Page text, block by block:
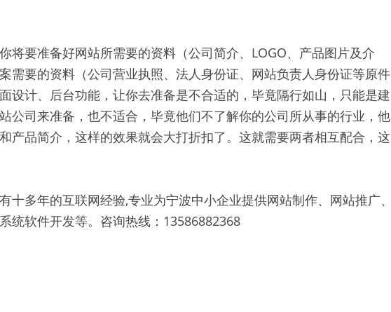
将要准备好网站所需要的资料（公司简介、LOGO、产品图片及介
需要的资料（公司营业执照、法人身份证、网站负责人身份证等原件
设计、后台功能，让你去准备是不合适的，毕竟隔行如山，只能是建
公司来准备，也不适合，毕竟他们不了解你的公司所从事的行业，他
产品简介，这样的效果就会大打折扣了。这就需要两者相互配合，这
十多年的互联网经验,专业为宁波中小企业提供网站制作、网站推广、
统软件开发等。 咨询热线：13586882368